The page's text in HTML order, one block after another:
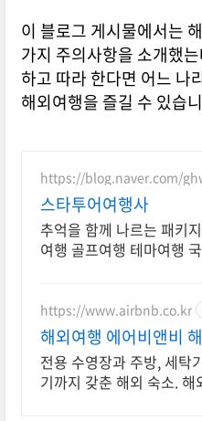
이 블로그 게시물에서는
가지 주의사항을 소개했
하고 따라 한다면 어느 나
해외여행을 즐길 수 있습
https://blog.naver.com/
스타투어여행사
추억을 함께 나르는 패키
여행 골프여행 테마여행
https://www.airbnb.co.kr
해외여행 에어비앤비
살아보기
전용 수영장과 주방, 세탁
기까지 갖춘 해외 숙소. 해